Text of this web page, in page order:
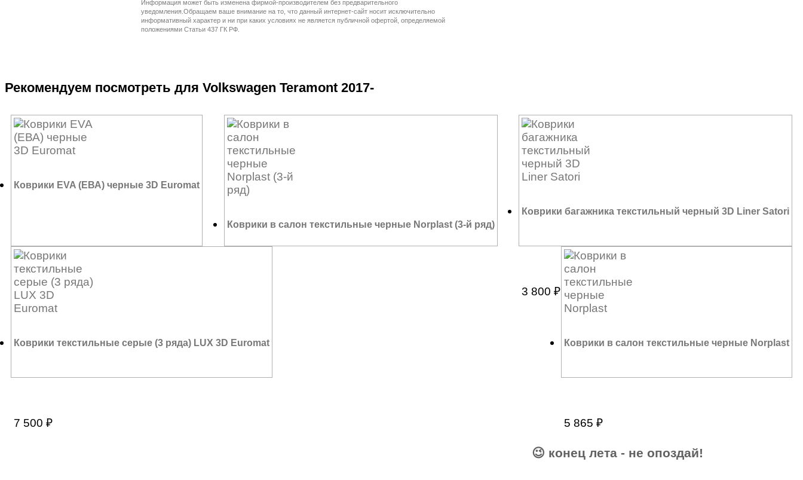
Рекомендуем посмотреть для Volkswagen Teramont 2017-
Коврики EVA (ЕВА) черные 3D Euromat
5 100₽
Коврики в салон текстильные черные Norplast (3-й ряд)
Коврики багажника текстильный черный 3D Liner Satori
3 800 ₽
Коврики текстильные серые (3 ряда) LUX 3D Euromat
7 500 ₽
Коврики в салон текстильные черные Norplast
5 865 ₽
😉 конец лета - не опоздай!